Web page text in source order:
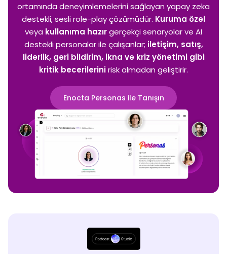
ortamında deneyimlemelerini sağlayan yapay zeka
destekli, sesli role-play çözümüdür. Kuruma özel
veya kullanıma hazırgerçekçi senaryolar ve AI
destekli personalar ile çalışanlar; iletişim, satış,
liderlik, geri bildirim, ikna ve kriz yönetimi gibi
kritik becerilerinirisk almadan geliştirir.
Enocta Personas ile Tanışın